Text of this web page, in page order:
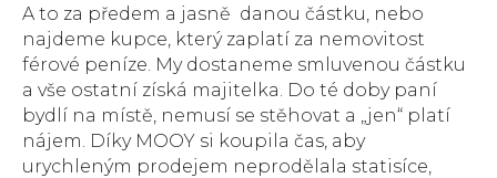
A to za předem a jasně danou částku, nebo
najdeme kupce, který zaplatí za nemovitost
férové peníze. My dostaneme smluvenou částku
a vše ostatní získá majitelka. Do té doby paní
bydlí na místě, nemusí se stěhovat a „jen“ platí
nájem. Díky MOOY si koupila čas, aby
urychleným prodejem neprodělala statisíce,